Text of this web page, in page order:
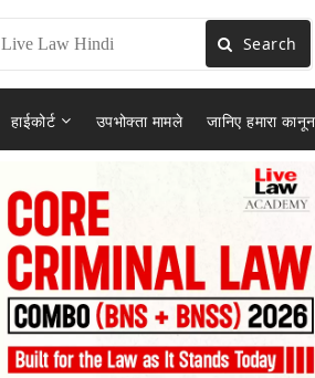
Search
हाईकोर्ट उपभोक्ता मामले जानिए हमारा कानून